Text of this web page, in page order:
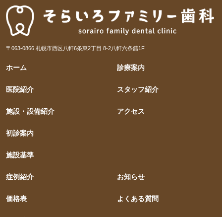
〒063-0866 札幌市西区八軒6条東2丁目 8-2八軒六条舘1F
ホーム
医院紹介
施設・設備紹介
初診案内
施設基準
診療案内
スタッフ紹介
アクセス
症例紹介
価格表
お知らせ
よくある質問